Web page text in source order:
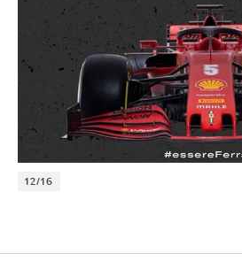
12/16